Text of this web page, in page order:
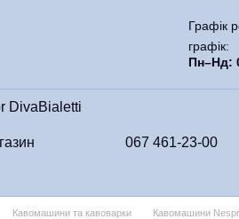
Графік
графік:
Пн–Нд:
DivaBialetti
067 461-23-00
Кавомашини та кавоварки
Кавомашини